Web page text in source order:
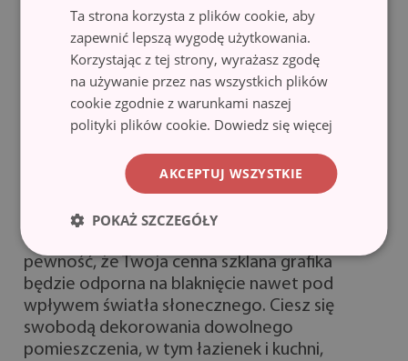
Elegancja i trwałość łączą się w doskonałej
harmonii z naszymi obrazami na szkle. Jest
najwyższej jakości szkło, skrupulatnie
wyselekcjonowane,aby zapewnić
przejrzystość i blask. Ten wyrafinowany
materiał zapewnia gładką, błyszczącą
powierzchnię, dodając odrobinę luksusu
wybranemu dziełu sztuki. Najnowocześniejsza
technologia druku gwarantuje długotrwałe
piękno, zachowującżywe kolory Twojego
obrazu na szkle
pewność, że Twoja cenna szklana grafika
będzie odporna na blaknięcie nawet pod
wpływem światła słonecznego. Ciesz się
swobodą dekorowania dowolnego
pomieszczenia, w tym łazienek i kuchni,
Ta strona korzysta z plików cookie, aby
zapewnić lepszą wygodę użytkowania.
Korzystając z tej strony, wyrażasz zgodę
na używanie przez nas wszystkich plików
cookie zgodnie z warunkami naszej
polityki plików cookie. Dowiedz się więcej
AKCEPTUJ WSZYSTKIE
POKAŻ SZCZEGÓŁY